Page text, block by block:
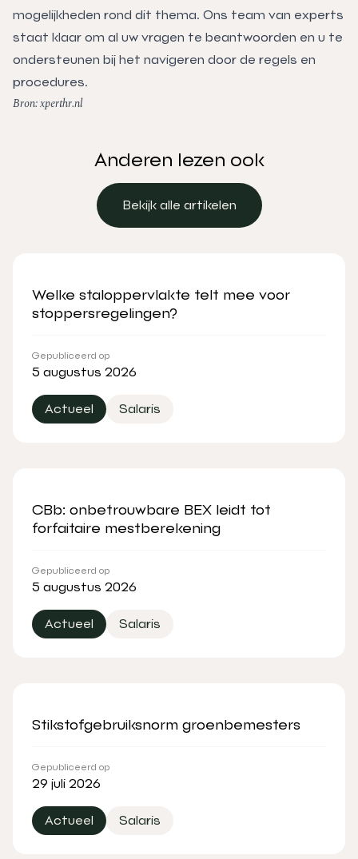
mogelijkheden rond dit thema. Ons team van experts
staat klaar om al uw vragen te beantwoorden en u te
ondersteunen bij het navigeren door de regels en
procedures.
Bron: xperthr.nl
Anderen lezen ook
Bekijk alle artikelen
Welke staloppervlakte telt mee voor
stoppersregelingen?
Gepubliceerd op
5 augustus 2026
Actueel Salaris
CBb: onbetrouwbare BEX leidt tot
forfaitaire mestberekening
Gepubliceerd op
5 augustus 2026
Actueel Salaris
Stikstofgebruiksnorm groenbemesters
Gepubliceerd op
29 juli 2026
Actueel Salaris